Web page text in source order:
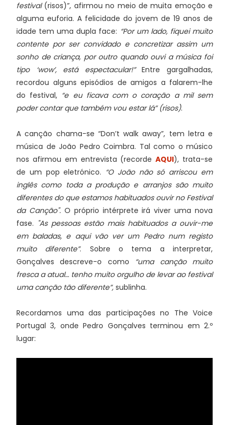
festival(risos)”, afirmou no meio de muita emoção e
alguma euforia. A felicidade do jovem de 19 anos de
idade tem uma dupla face: “Por um lado, fiquei muito
contente por ser convidado e concretizar assim um
sonho de criança, por outro quando ouvi a música foi
tipo ‘wow’, está espectacular!”Entre gargalhadas,
recordou alguns episódios de amigos a falarem-lhe
do festival, “e eu ficava com o coração a mil sem
poder contar que também vou estar lá” (risos).
A canção chama-se “Don’t walk away”, tem letra e
música de João Pedro Coimbra. Tal como o músico
nos afirmou em entrevista (recordeAQUI), trata-se
de um pop eletrónico. “O João não só arriscou em
inglês como toda a produção e arranjos são muito
diferentes do que estamos habituados ouvir no Festival
da Canção".O próprio intérprete irá viver uma nova
fase. "As pessoas estão mais habituados a ouvir-me
em baladas, e aqui vão ver um Pedro num registo
muito diferente”. Sobre o tema a interpretar,
Gonçalves descreve-o como “uma canção muito
fresca a atual… tenho muito orgulho de levar ao festival
uma canção tão diferente”, sublinha.
Recordamos uma das participações no The Voice
Portugal 3, onde Pedro Gonçalves terminou em 2.º
lugar: